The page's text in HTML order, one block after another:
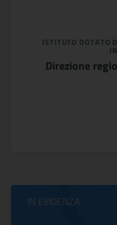
ISTITUTO DOTATO
Direzione
IN EVIDENZA